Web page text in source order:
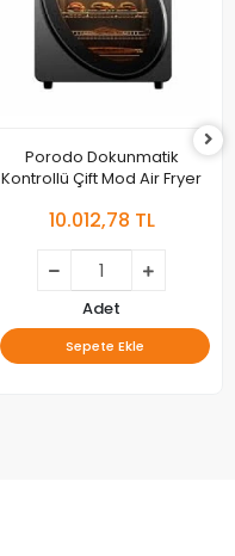
Porodo Dokunmatik
Kontrollü Çift Mod Air Fryer
10.012,78 TL
Adet
Sepete Ekle